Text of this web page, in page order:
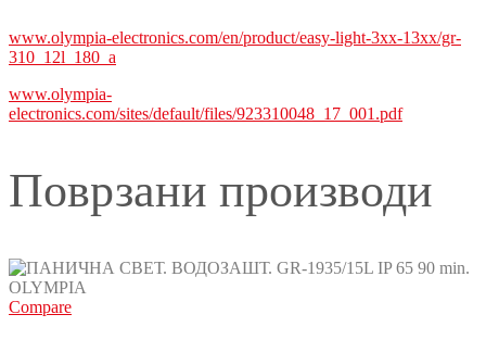
www.olympia-electronics.com/en/product/easy-light-3xx-13xx/gr-
310_12l_180_a
www.olympia-
electronics.com/sites/default/files/923310048_17_001.pdf
Поврзани производи
Compare